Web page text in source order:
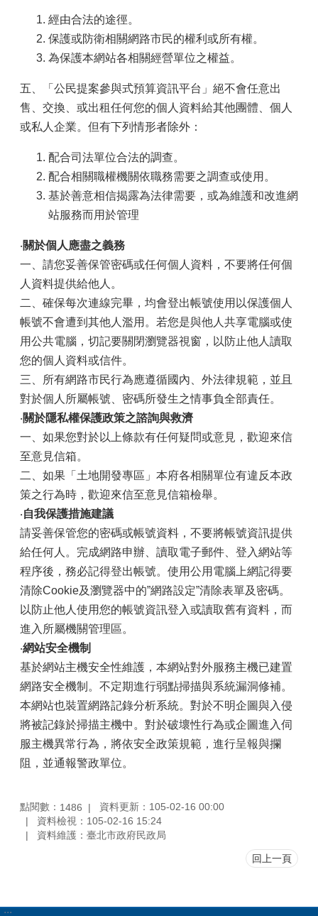
經由合法的途徑。
保護或防衛相關網路市民的權利或所有權。
為保護本網站各相關經營單位之權益。
五、「公民提案參與式預算資訊平台」絕不會任意出
售、交換、或出租任何您的個人資料給其他團體、個人
或私人企業。但有下列情形者除外：
配合司法單位合法的調查。
配合相關職權機關依職務需要之調查或使用。
基於善意相信揭露為法律需要，或為維護和改進網
站服務而用於管理
‧關於個人應盡之義務
一、請您妥善保管密碼或任何個人資料，不要將任何個
人資料提供給他人。
二、確保每次連線完畢，均會登出帳號使用以保護個人
帳號不會遭到其他人濫用。若您是與他人共享電腦或使
用公共電腦，切記要關閉瀏覽器視窗，以防止他人讀取
您的個人資料或信件。
三、所有網路市民行為應遵循國內、外法律規範，並且
對於個人所屬帳號、密碼所發生之情事負全部責任。
‧關於隱私權保護政策之諮詢與救濟
一、如果您對於以上條款有任何疑問或意見，歡迎來信
至意見信箱。
二、如果「土地開發專區」本府各相關單位有違反本政
策之行為時，歡迎來信至意見信箱檢舉。
‧自我保護措施建議
請妥善保管您的密碼或帳號資料，不要將帳號資訊提供
給任何人。完成網路申辦、讀取電子郵件、登入網站等
程序後，務必記得登出帳號。使用公用電腦上網記得要
清除Cookie及瀏覽器中的”網路設定”清除表單及密碼。
以防止他人使用您的帳號資訊登入或讀取舊有資料，而
進入所屬機關管理區。
‧網站安全機制
基於網站主機安全性維護，本網站對外服務主機已建置
網路安全機制。不定期進行弱點掃描與系統漏洞修補。
本網站也裝置網路記錄分析系統。對於不明企圖與入侵
將被記錄於掃描主機中。對於破壞性行為或企圖進入伺
服主機異常行為，將依安全政策規範，進行呈報與攔
阻，並通報警政單位。
點閱數： 1486
資料更新：105-02-16 00:00
資料檢視：105-02-16 15:24
資料維護：臺北市政府民政局
回上一頁